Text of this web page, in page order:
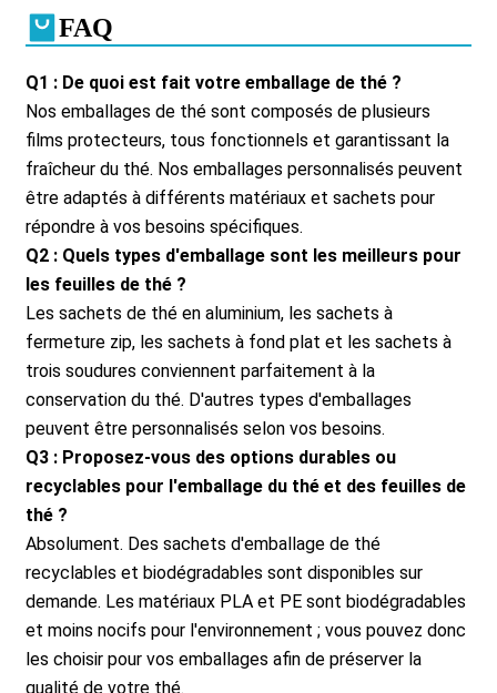
FAQ
Q1 : De quoi est fait votre emballage de thé ?
Nos emballages de thé sont composés de plusieurs
films protecteurs, tous fonctionnels et garantissant la
fraîcheur du thé. Nos emballages personnalisés peuvent
être adaptés à différents matériaux et sachets pour
répondre à vos besoins spécifiques.
Q2 : Quels types d'emballage sont les meilleurs pour
les feuilles de thé ?
Les sachets de thé en aluminium, les sachets à
fermeture zip, les sachets à fond plat et les sachets à
trois soudures conviennent parfaitement à la
conservation du thé. D'autres types d'emballages
peuvent être personnalisés selon vos besoins.
Q3 : Proposez-vous des options durables ou
recyclables pour l'emballage du thé et des feuilles de
thé ?
Absolument. Des sachets d'emballage de thé
recyclables et biodégradables sont disponibles sur
demande. Les matériaux PLA et PE sont biodégradables
et moins nocifs pour l'environnement ; vous pouvez donc
les choisir pour vos emballages afin de préserver la
qualité de votre thé.